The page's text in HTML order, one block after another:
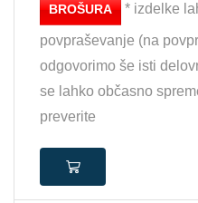
BROŠURA * izdelke
povpraševanje (na
odgovorimo še isti
se lahko občasno
preverite